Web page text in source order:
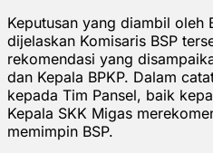
Keputusan yang diambil oleh
dijelaskan Komisaris BSP
rekomendasi yang
dan Kepala BPKP. Dalam
kepada Tim Pansel, baik
Kepala SKK Migas
memimpin BSP.